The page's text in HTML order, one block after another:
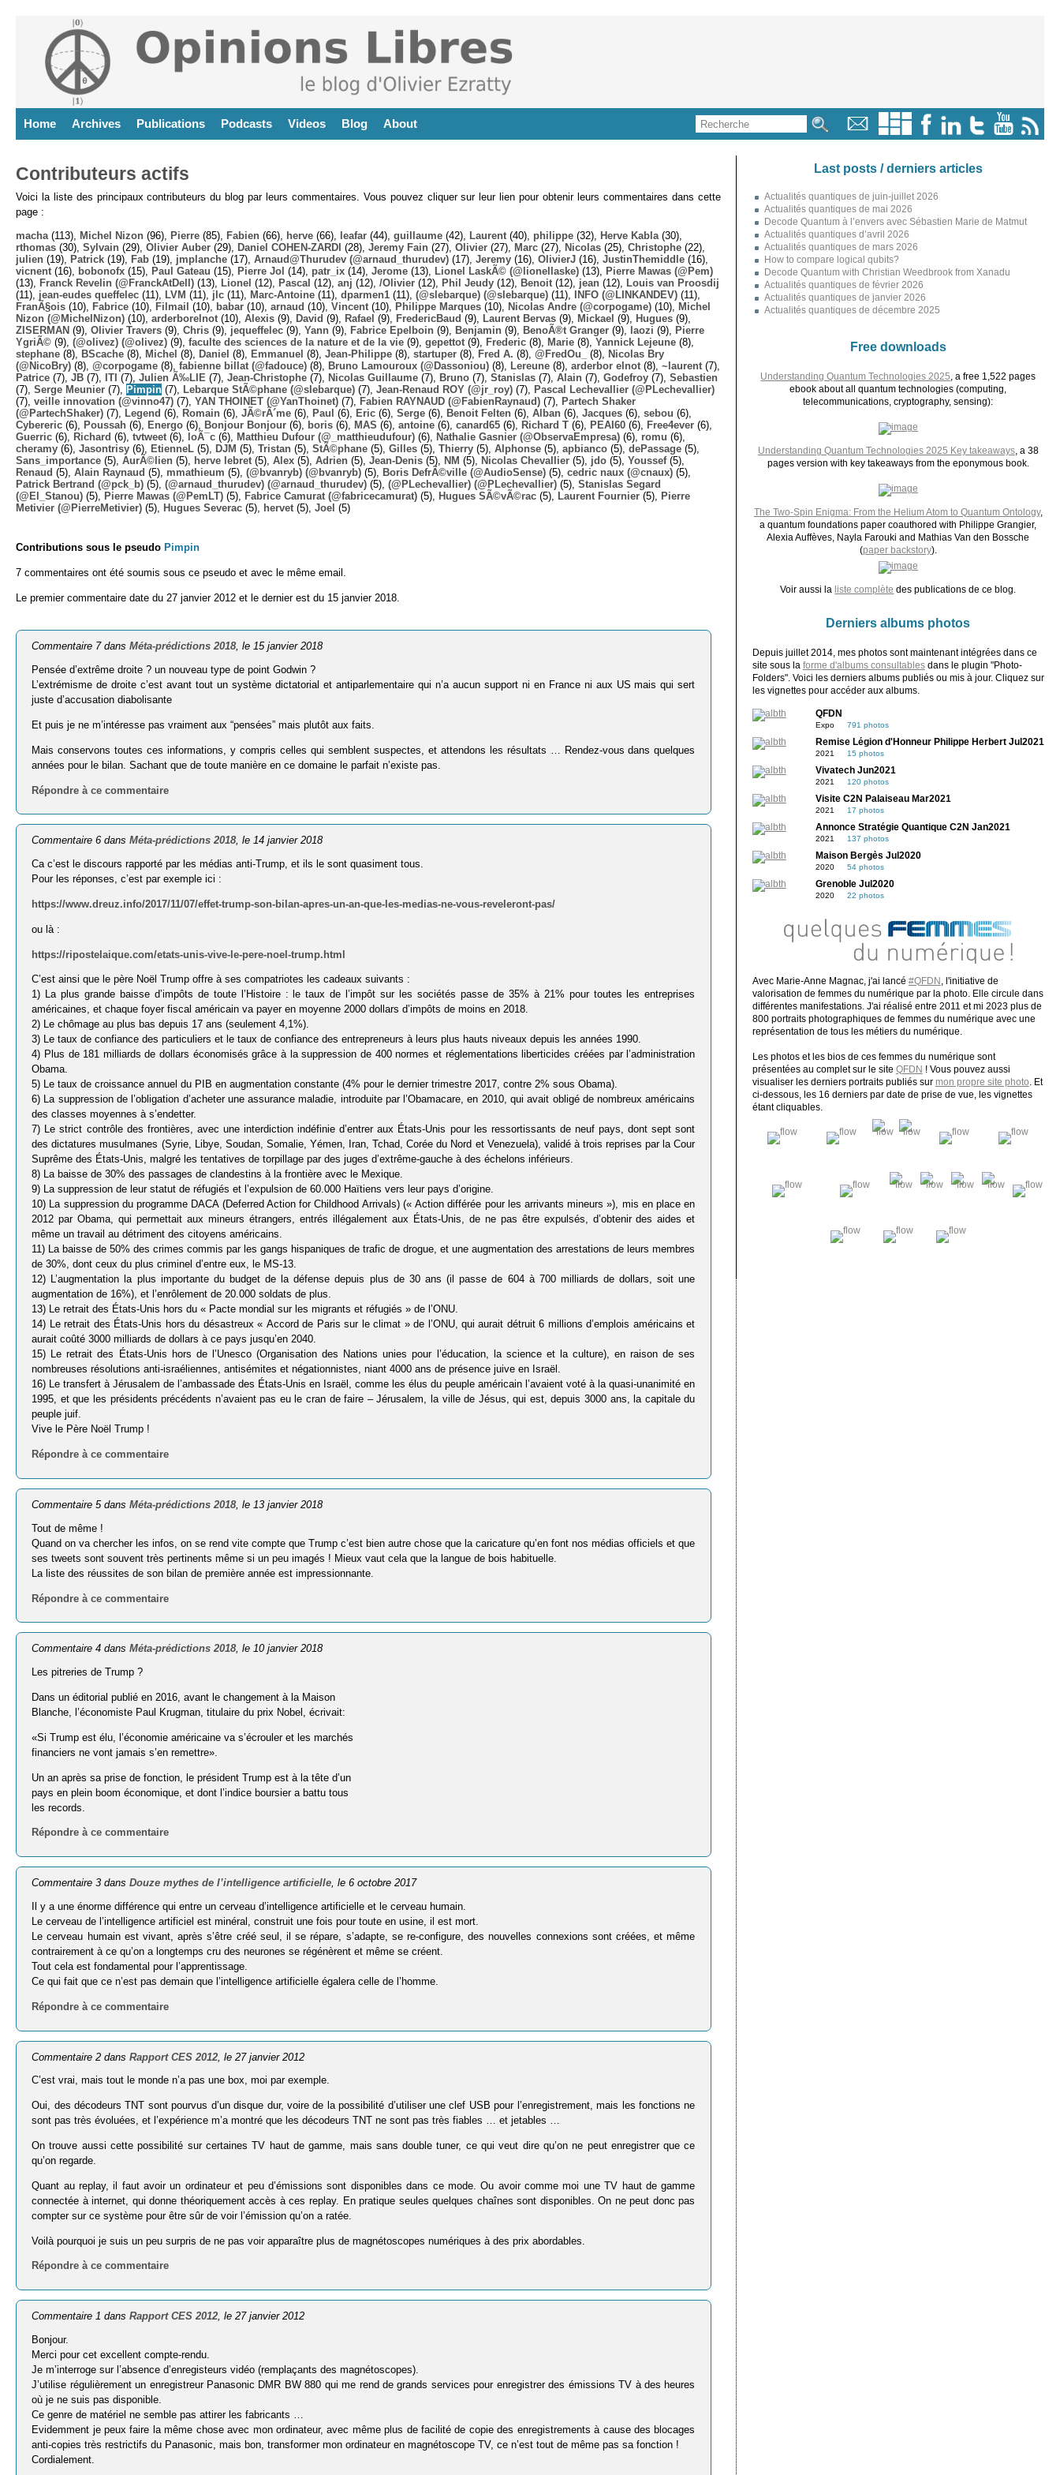
Home Archives Publications Podcasts Videos Blog About
Contributeurs actifs
Voici la liste des principaux contributeurs du blog par leurs commentaires. Vous pouvez cliquer sur leur lien pour obtenir leurs commentaires dans cette
page :
macha (113), Michel Nizon (96), Pierre (85), Fabien (66), herve (66), leafar (44), guillaume (42), Laurent (40), philippe (32), Herve Kabla (30),
rthomas (30), Sylvain (29), Olivier Auber (29), Daniel COHEN-ZARDI (28), Jeremy Fain (27), Olivier (27), Marc (27), Nicolas (25), Christophe (22),
julien (19), Patrick (19), Fab (19), jmplanche (17), Arnaud@Thurudev (@arnaud_thurudev) (17), Jeremy (16), OlivierJ (16), JustinThemiddle (16),
vicnent (16), bobonofx (15), Paul Gateau (15), Pierre Jol (14), patr_ix (14), Jerome (13), Lionel LaskÃ© (@lionellaske) (13),
Pierre Mawas (@Pem)
(13),
Franck Revelin (@FranckAtDell) (13), Lionel (12), Pascal (12), anj (12), /Olivier (12), Phil Jeudy (12), Benoit (12), jean (12),
Louis van Proosdij
(11), jean-eudes queffelec (11), LVM (11), jlc (11), Marc-Antoine (11), dparmen1 (11), (@slebarque) (@slebarque) (11), INFO (@LINKANDEV) (11),
FranÃ§ois (10), Fabrice (10), Filmail (10), babar (10), arnaud (10), Vincent (10), Philippe Marques (10), Nicolas Andre (@corpogame) (10),
Michel
Nizon (@MichelNizon) (10), arderborelnot (10), Alexis (9), David (9), Rafael (9), FredericBaud (9), Laurent Bervas (9), Mickael (9), Hugues (9),
ZISERMAN (9), Olivier Travers (9), Chris (9), jequeffelec (9), Yann (9), Fabrice Epelboin (9), Benjamin (9), BenoÃ®t Granger (9), laozi (9),
Pierre
YgriÃ© (9), (@olivez) (@olivez) (9), faculte des sciences de la nature et de la vie (9), gepettot (9), Frederic (8), Marie (8), Yannick Lejeune (8),
stephane (8), BScache (8), Michel (8), Daniel (8), Emmanuel (8), Jean-Philippe (8), startuper (8), Fred A. (8), @FredOu_ (8),
Nicolas Bry
(@NicoBry) (8), @corpogame (8), fabienne billat (@fadouce) (8), Bruno Lamouroux (@Dassoniou) (8), Lereune (8), arderbor elnot (8), ~laurent (7),
Patrice (7), JB (7), ITI (7), Julien Ã‰LIE (7), Jean-Christophe (7), Nicolas Guillaume (7), Bruno (7), Stanislas (7), Alain (7), Godefroy (7), Sebastien
(7), Serge Meunier (7), Pimpin (7), Lebarque StÃ©phane (@slebarque) (7), Jean-Renaud ROY (@jr_roy) (7),
Pascal Lechevallier (@PLechevallier)
(7), veille innovation (@vinno47) (7), YAN THOINET (@YanThoinet) (7), Fabien RAYNAUD (@FabienRaynaud) (7),
Partech Shaker
(@PartechShaker) (7), Legend (6), Romain (6), JÃ©rÃ´me (6), Paul (6), Eric (6), Serge (6), Benoit Felten (6), Alban (6), Jacques (6), sebou (6),
Cybereric (6), Poussah (6), Energo (6), Bonjour Bonjour (6), boris (6), MAS (6), antoine (6), canard65 (6), Richard T (6), PEAI60 (6), Free4ever (6),
Guerric (6), Richard (6), tvtweet (6), loÃ¯c (6), Matthieu Dufour (@_matthieudufour) (6), Nathalie Gasnier (@ObservaEmpresa) (6), romu (6),
cheramy (6), Jasontrisy (6), EtienneL (5), DJM (5), Tristan (5), StÃ©phane (5), Gilles (5), Thierry (5), Alphonse (5), apbianco (5), dePassage (5),
Sans_importance (5), AurÃ©lien (5), herve lebret (5), Alex (5), Adrien (5), Jean-Denis (5), NM (5), Nicolas Chevallier (5), jdo (5), Youssef(5),
Renaud (5), Alain Raynaud (5), mmathieum (5), (@bvanryb) (@bvanryb) (5), Boris DefrÃ©ville (@AudioSense) (5), cedric naux (@cnaux) (5),
Patrick Bertrand (@pck_b) (5), (@arnaud_thurudev) (@arnaud_thurudev) (5), (@PLechevallier) (@PLechevallier) (5), Stanislas Segard
(@El_Stanou) (5), Pierre Mawas (@PemLT) (5), Fabrice Camurat (@fabricecamurat) (5), Hugues SÃ©vÃ©rac (5), Laurent Fournier (5),
Pierre
Metivier (@PierreMetivier) (5), Hugues Severac (5), hervet (5), Joel (5)
Contributions sous le pseudo Pimpin
7 commentaires ont été soumis sous ce pseudo et avec le même email.
Le premier commentaire date du 27 janvier 2012 et le dernier est du 15 janvier 2018.
Commentaire 7 dansMéta-prédictions 2018, le 15 janvier 2018
Pensée d’extrême droite ? un nouveau type de point Godwin ?
L’extrémisme de droite c’est avant tout un système dictatorial et antiparlementaire qui n’a aucun support ni en France ni aux US mais qui sert
juste d’accusation diabolisante
Et puis je ne m’intéresse pas vraiment aux “pensées” mais plutôt aux faits.
Mais conservons toutes ces informations, y compris celles qui semblent suspectes, et attendons les résultats … Rendez-vous dans quelques
années pour le bilan. Sachant que de toute manière en ce domaine le parfait n’existe pas.
Répondre à ce commentaire
Commentaire 6 dansMéta-prédictions 2018, le 14 janvier 2018
Ca c’est le discours rapporté par les médias anti-Trump, et ils le sont quasiment tous.
Pour les réponses, c’est par exemple ici :
https://www.dreuz.info/2017/11/07/effet-trump-son-bilan-apres-un-an-que-les-medias-ne-vous-reveleront-pas/
ou là :
https://ripostelaique.com/etats-unis-vive-le-pere-noel-trump.html
C’est ainsi que le père Noël Trump offre à ses compatriotes les cadeaux suivants :
1) La plus grande baisse d’impôts de toute l’Histoire : le taux de l’impôt sur les sociétés passe de 35% à 21% pour toutes les entreprises
américaines, et chaque foyer fiscal américain va payer en moyenne 2000 dollars d’impôts de moins en 2018.
2) Le chômage au plus bas depuis 17 ans (seulement 4,1%).
3) Le taux de confiance des particuliers et le taux de confiance des entrepreneurs à leurs plus hauts niveaux depuis les années 1990.
4) Plus de 181 milliards de dollars économisés grâce à la suppression de 400 normes et réglementations liberticides créées par l’administration
Obama.
5) Le taux de croissance annuel du PIB en augmentation constante (4% pour le dernier trimestre 2017, contre 2% sous Obama).
6) La suppression de l’obligation d’acheter une assurance maladie, introduite par l’Obamacare, en 2010, qui avait obligé de nombreux américains
des classes moyennes à s’endetter.
7) Le strict contrôle des frontières, avec une interdiction indéfinie d’entrer aux États-Unis pour les ressortissants de neuf pays, dont sept sont
des dictatures musulmanes (Syrie, Libye, Soudan, Somalie, Yémen, Iran, Tchad, Corée du Nord et Venezuela), validé à trois reprises par la Cour
Suprême des États-Unis, malgré les tentatives de torpillage par des juges d’extrême-gauche à des échelons inférieurs.
8) La baisse de 30% des passages de clandestins à la frontière avec le Mexique.
9) La suppression de leur statut de réfugiés et l’expulsion de 60.000 Haïtiens vers leur pays d’origine.
10) La suppression du programme DACA (Deferred Action for Childhood Arrivals) (« Action différée pour les arrivants mineurs »), mis en place en
2012 par Obama, qui permettait aux mineurs étrangers, entrés illégalement aux États-Unis, de ne pas être expulsés, d’obtenir des aides et
même un travail au détriment des citoyens américains.
11) La baisse de 50% des crimes commis par les gangs hispaniques de trafic de drogue, et une augmentation des arrestations de leurs membres
de 30%, dont ceux du plus criminel d’entre eux, le MS-13.
12) L’augmentation la plus importante du budget de la défense depuis plus de 30 ans (il passe de 604 à 700 milliards de dollars, soit une
augmentation de 16%), et l’enrôlement de 20.000 soldats de plus.
13) Le retrait des États-Unis hors du « Pacte mondial sur les migrants et réfugiés » de l’ONU.
14) Le retrait des États-Unis hors du désastreux « Accord de Paris sur le climat » de l’ONU, qui aurait détruit 6 millions d’emplois américains et
aurait coûté 3000 milliards de dollars à ce pays jusqu’en 2040.
15) Le retrait des États-Unis hors de l’Unesco (Organisation des Nations unies pour l’éducation, la science et la culture), en raison de ses
nombreuses résolutions anti-israéliennes, antisémites et négationnistes, niant 4000 ans de présence juive en Israël.
16) Le transfert à Jérusalem de l’ambassade des États-Unis en Israël, comme les élus du peuple américain l’avaient voté à la quasi-unanimité en
1995, et que les présidents précédents n’avaient pas eu le cran de faire – Jérusalem, la ville de Jésus, qui est, depuis 3000 ans, la capitale du
peuple juif.
Vive le Père Noël Trump !
Répondre à ce commentaire
Commentaire 5 dansMéta-prédictions 2018, le 13 janvier 2018
Tout de même !
Quand on va chercher les infos, on se rend vite compte que Trump c’est bien autre chose que la caricature qu’en font nos médias officiels et que
ses tweets sont souvent très pertinents même si un peu imagés ! Mieux vaut cela que la langue de bois habituelle.
La liste des réussites de son bilan de première année est impressionnante.
Répondre à ce commentaire
Commentaire 4 dansMéta-prédictions 2018, le 10 janvier 2018
Les pitreries de Trump ?
Dans un éditorial publié en 2016, avant le changement à la Maison
Blanche, l’économiste Paul Krugman, titulaire du prix Nobel, écrivait:
«Si Trump est élu, l’économie américaine va s’écrouler et les marchés
financiers ne vont jamais s’en remettre».
Un an après sa prise de fonction, le président Trump est à la tête d’un
pays en plein boom économique, et dont l’indice boursier a battu tous
les records.
Répondre à ce commentaire
Commentaire 3 dansDouze mythes de l’intelligence artificielle, le 6 octobre 2017
Il y a une énorme différence qui entre un cerveau d’intelligence artificielle et le cerveau humain.
Le cerveau de l’intelligence artificiel est minéral, construit une fois pour toute en usine, il est mort.
Le cerveau humain est vivant, après s’être créé seul, il se répare, s’adapte, se re-configure, des nouvelles connexions sont créées, et même
contrairement à ce qu’on a longtemps cru des neurones se régénèrent et même se créent.
Tout cela est fondamental pour l’apprentissage.
Ce qui fait que ce n’est pas demain que l’intelligence artificielle égalera celle de l’homme.
Répondre à ce commentaire
Commentaire 2 dansRapport CES 2012 , le 27 janvier 2012
C’est vrai, mais tout le monde n’a pas une box, moi par exemple.
Oui, des décodeurs TNT sont pourvus d’un disque dur, voire de la possibilité d’utiliser une clef USB pour l’enregistrement, mais les fonctions ne
sont pas très évoluées, et l’expérience m’a montré que les décodeurs TNT ne sont pas très fiables … et jetables …
On trouve aussi cette possibilité sur certaines TV haut de gamme, mais sans double tuner, ce qui veut dire qu’on ne peut enregistrer que ce
qu’on regarde.
Quant au replay, il faut avoir un ordinateur et peu d’émissions sont disponibles dans ce mode. Ou avoir comme moi une TV haut de gamme
connectée à internet, qui donne théoriquement accès à ces replay. En pratique seules quelques chaînes sont disponibles. On ne peut donc pas
compter sur ce système pour être sûr de voir l’émission qu’on a ratée.
Voilà pourquoi je suis un peu surpris de ne pas voir apparaître plus de magnétoscopes numériques à des prix abordables.
Répondre à ce commentaire
Commentaire 1 dansRapport CES 2012, le 27 janvier 2012
Bonjour.
Merci pour cet excellent compte-rendu.
Je m’interroge sur l’absence d’enregisteurs vidéo (remplaçants des magnétoscopes).
J’utilise régulièrement un enregistreur Panasonic DMR BW 880 qui me rend de grands services pour enregistrer des émissions TV à des heures
où je ne suis pas disponible.
Ce genre de matériel ne semble pas attirer les fabricants …
Evidemment je peux faire la même chose avec mon ordinateur, avec même plus de facilité de copie des enregistrements à cause des blocages
anti-copies très restrictifs du Panasonic, mais bon, transformer mon ordinateur en magnétoscope TV, ce n’est tout de même pas sa fonction !
Cordialement.
Last posts / derniers articles
Actualités quantiques de juin-juillet 2026
Actualités quantiques de mai 2026
Decode Quantum à l’envers avec Sébastien Marie de Matmut
Actualités quantiques d’avril 2026
Actualités quantiques de mars 2026
How to compare logical qubits?
Decode Quantum with Christian Weedbrook from Xanadu
Actualités quantiques de février 2026
Actualités quantiques de janvier 2026
Actualités quantiques de décembre 2025
Free downloads
Understanding Quantum Technologies 2025 , a free 1,522 pages
ebook about all quantum technologies (computing,
telecommunications, cryptography, sensing):
Understanding Quantum Technologies 2025 Key takeaways, a 38
pages version with key takeaways from the eponymous book.
The Two-Spin Enigma: From the Helium Atom to Quantum Ontology,
a quantum foundations paper coauthored with Philippe Grangier,
Alexia Auffèves, Nayla Farouki and Mathias Van den Bossche
(paper backstory).
Voir aussi la liste complète des publications de ce blog.
Derniers albums photos
Depuis juillet 2014, mes photos sont maintenant intégrées dans ce
site sous la forme d'albums consultablesdans le plugin "Photo-
Folders". Voici les derniers albums publiés ou mis à jour. Cliquez sur
les vignettes pour accéder aux albums.
QFDN
Expo 791 photos
Remise Légion d'Honneur Philippe Herbert Jul2021
2021 15 photos
Vivatech Jun2021
2021 120 photos
Visite C2N Palaiseau Mar2021
2021 17 photos
Annonce Stratégie Quantique C2N Jan2021
2021 137 photos
Maison Bergès Jul2020
2020 54 photos
Grenoble Jul2020
2020 22 photos
Avec Marie-Anne Magnac, j'ai lancé #QFDN
, l'initiative de
valorisation de femmes du numérique par la photo. Elle circule dans
différentes manifestations. J'ai réalisé entre 2011 et mi 2023 plus de
800 portraits photographiques de femmes du numérique avec une
représentation de tous les métiers du numérique.
Les photos et les bios de ces femmes du numérique sont
présentées au complet sur le site QFDN ! Vous pouvez aussi
visualiser les derniers portraits publiés sur mon propre site photo . Et
ci-dessous, les 16 derniers par date de prise de vue, les vignettes
étant cliquables.